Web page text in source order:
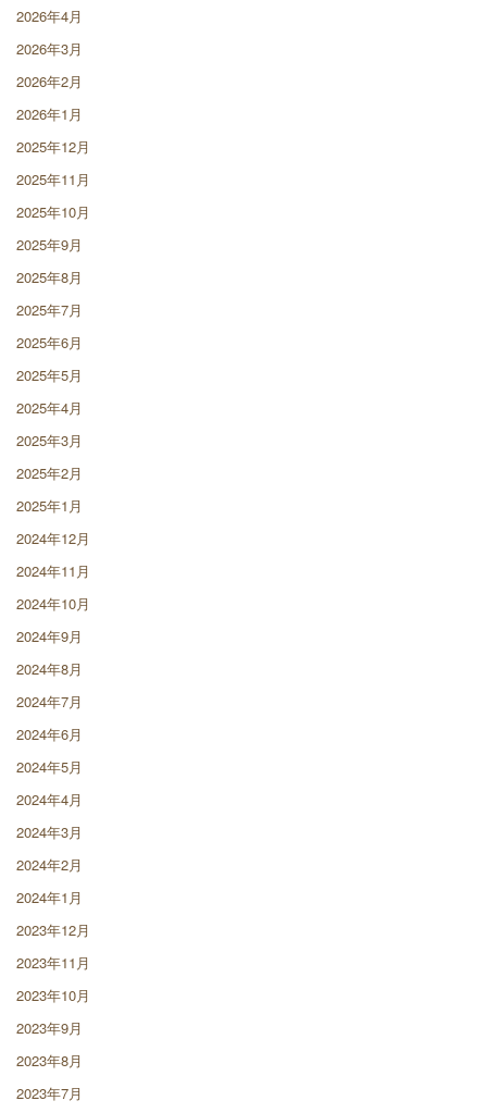
2026年4月
2026年3月
2026年2月
2026年1月
2025年12月
2025年11月
2025年10月
2025年9月
2025年8月
2025年7月
2025年6月
2025年5月
2025年4月
2025年3月
2025年2月
2025年1月
2024年12月
2024年11月
2024年10月
2024年9月
2024年8月
2024年7月
2024年6月
2024年5月
2024年4月
2024年3月
2024年2月
2024年1月
2023年12月
2023年11月
2023年10月
2023年9月
2023年8月
2023年7月